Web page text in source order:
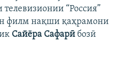
“Россия”
филм нақши қаҳрамони
Сайёра Сафарӣ бозӣ